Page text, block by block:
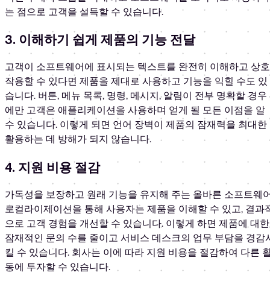
는 점으로 고객을 설득할 수 있습니다.
3. 이해하기 쉽게 제품의 기능 전달
고객이 소프트웨어에 표시되는 텍스트를 완전히 이해하고 상호
작용할 수 있다면 제품을 제대로 사용하고 기능을 익힐 수도 있
습니다. 버튼, 메뉴 목록, 명령, 메시지, 알림이 전부 명확할 경우
에만 고객은 애플리케이션을 사용하며 얻게 될 모든 이점을 알
수 있습니다. 이렇게 되면 언어 장벽이 제품의 잠재력을 최대한
활용하는 데 방해가 되지 않습니다.
4. 지원 비용 절감
가독성을 보장하고 원래 기능을 유지해 주는 올바른 소프트웨
로컬라이제이션을 통해 사용자는 제품을 이해할 수 있고, 결과
으로 고객 경험을 개선할 수 있습니다. 이렇게 하면 제품에 대한
잠재적인 문의 수를 줄이고 서비스 데스크의 업무 부담을 경감
킬 수 있습니다. 회사는 이에 따라 지원 비용을 절감하여 다른
동에 투자할 수 있습니다.